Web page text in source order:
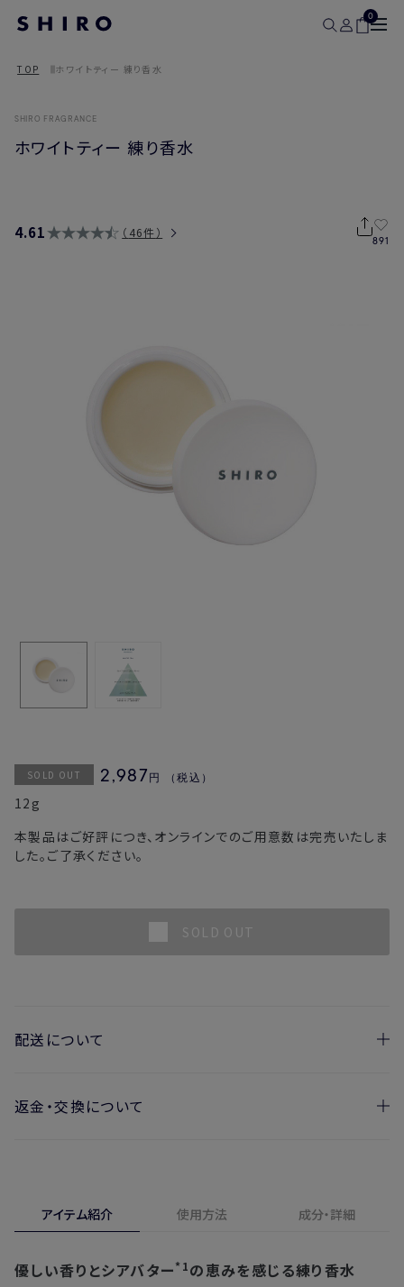
0
TOP ホワイトティー 練り香水
SHIRO FRAGRANCE
ホワイトティー 練り香水
4.61 46件
891
SOLD OUT 2,987 円 （税込）
12g
本製品はご好評につき、オンラインでのご用意数は完売いたしま
した。ご了承ください。
SOLD OUT
配送について
お届け日の目安
※新製品（限定製品）は除きます。
※定期販売のお申し込みは、7日後以降の配送となります。
注文後、お届けまでにかかる日数の目安
返金・交換について
合、期間内*であれば、返金・交換サービスをご利用いただけ
ます。アイテム紹介 使用方法 成分・詳細
優しい香りとシアバター*1の恵みを感じる練り香水